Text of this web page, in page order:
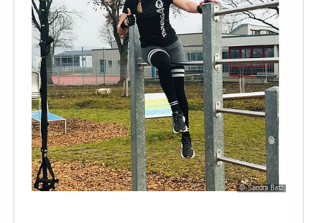
© Sandra Batz